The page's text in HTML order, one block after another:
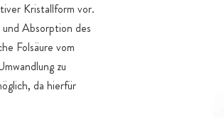
Kristallform vor.
Absorption des
Folsäure vom
zu
da hierfür